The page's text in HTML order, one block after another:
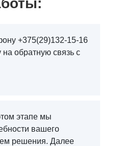
+375(29)132-15-16
на обратную связь с
этапе мы
вашего
решения. Далее